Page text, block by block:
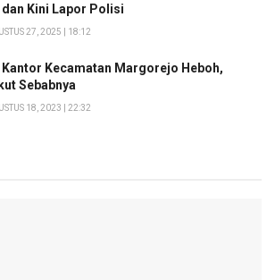
Kini Lapor Polisi
27, 2025 | 18:12
Kantor Kecamatan Margorejo Heboh,
Sebabnya
18, 2023 | 22:32